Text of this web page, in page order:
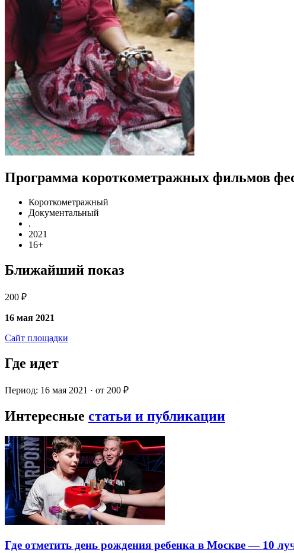
Программа короткометражных фильмов
Короткометражный
Документальный
.
2021
16+
Ближайший показ
200 ₽
16 мая 2021
Сайт площадки
Где идет
Период: 16 мая 2021 · от 200 ₽
Интересные статьи и публикации
Где отметить день рождения ребенка в Москве — 10